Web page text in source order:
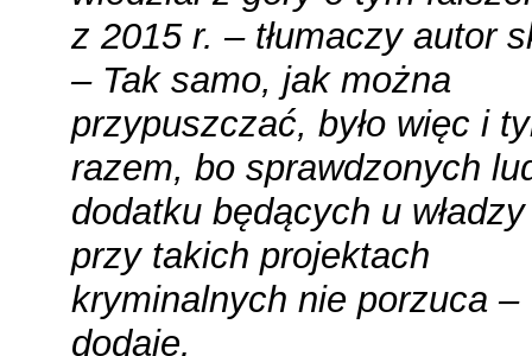
z 2015 r. – tłumaczy autor
– Tak samo, jak można
przypuszczać, było więc i
razem, bo sprawdzonych
dodatku będących u
przy takich projektach
kryminalnych nie porzuca –
dodaje.